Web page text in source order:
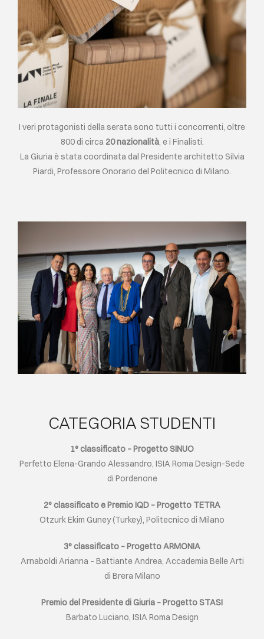
I veri protagonisti della serata sono tutti i concorrenti, oltre
800 di circa 20 nazionalità, e i Finalisti.
La Giuria è stata coordinata dal Presidente architetto Silvia
Piardi, Professore Onorario del Politecnico di Milano.
CATEGORIA STUDENTI
1° classificato – Progetto SINUO
Perfetto Elena-Grando Alessandro, ISIA Roma Design-Sede
di Pordenone
2° classificato e Premio IQD – Progetto TETRA
Otzurk Ekim Guney (Turkey), Politecnico di Milano
3° classificato – Progetto ARMONIA
Arnaboldi Arianna – Battiante Andrea, Accademia Belle Arti
di Brera Milano
Premio del Presidente di Giuria – Progetto STASI
Barbato Luciano, ISIA Roma Design